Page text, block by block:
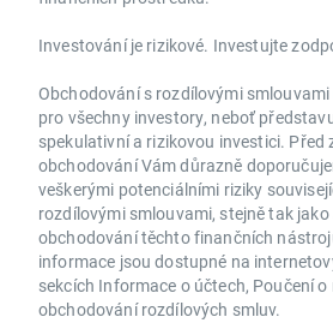
Investování je rizikové. Investujte
Obchodování s rozdílovými
pro všechny investory, neboť
spekulativní a rizikovou investici. Před
obchodování Vám důrazně
veškerými potenciálními riziky
rozdílovými smlouvami, stejně tak
obchodování těchto finančních
informace jsou dostupné na
sekcích Informace o účtech, Poučení
obchodování rozdílových smluv.